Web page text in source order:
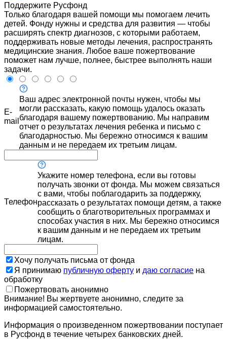
Поддержите Русфонд
Только благодаря вашей помощи мы помогаем лечить
детей. Фонду нужны и средства для развития — чтобы
расширять спектр диагнозов, с которыми работаем,
поддерживать новые методы лечения, распространять
медицинские знания. Любое ваше пожертвование
поможет нам лучше, полнее, быстрее выполнять наши
задачи.
E-
mail
Ваш адрес электронной почты нужен, чтобы мы
могли рассказать, какую помощь удалось оказать
благодаря вашему пожертвованию. Мы направим
отчет о результатах лечения ребенка и письмо с
благодарностью. Мы бережно относимся к вашим
данным и не передаем их третьим лицам.
Телефон
Укажите номер телефона, если вы готовы
получать звонки от фонда. Мы можем связаться
с вами, чтобы поблагодарить за поддержку,
рассказать о результатах помощи детям, а также
сообщить о благотворительных программах и
способах участия в них. Мы бережно относимся
к вашим данным и не передаем их третьим
лицам.
Хочу получать письма от фонда
Я принимаю публичную оферту и даю согласие на
обработку
Пожертвовать анонимно
Внимание! Вы жертвуете анонимно, следите за
информацией самостоятельно.
Информация о произведенном пожертвовании поступает
в Русфонд в течение четырех банковских дней.